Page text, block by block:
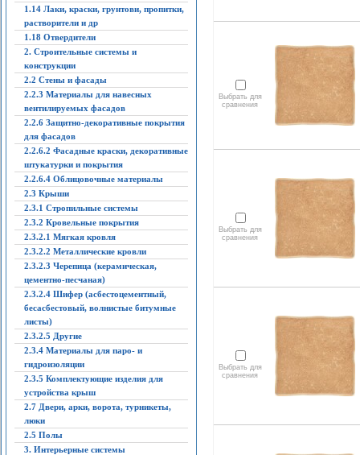
1.14 Лаки, краски, грунтови, пропитки,
растворители и др
1.18 Отвердители
2. Строительные системы и
конструкции
2.2 Стены и фасады
2.2.3 Материалы для навесных
вентилируемых фасадов
2.2.6 Защитно-декоративные покрытия
для фасадов
2.2.6.2 Фасадные краски, декоративные
штукатурки и покрытия
2.2.6.4 Облицовочные материалы
2.3 Крыши
2.3.1 Стропильные системы
2.3.2 Кровельные покрытия
2.3.2.1 Мягкая кровля
2.3.2.2 Металлические кровли
2.3.2.3 Черепица (керамическая,
цементно-песчаная)
2.3.2.4 Шифер (асбестоцементный,
бесасбестовый, волнистые битумные
листы)
2.3.2.5 Другие
2.3.4 Материалы для паро- и
гидроизоляции
2.3.5 Комплектующие изделия для
устройства крыш
2.7 Двери, арки, ворота, турникеты,
люки
2.5 Полы
3. Интерьерные системы
Выбрать для
сравнения
Выбрать для
сравнения
Выбрать для
сравнения